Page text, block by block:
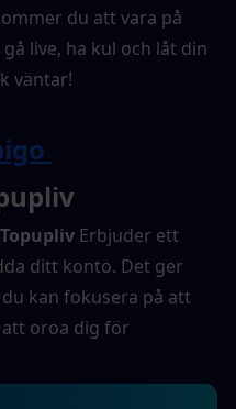
du att vara på
live, ha kul och låt din
väntar!
Topupliv Erbjuder ett
ditt konto. Det ger
kan fokusera på att
oroa dig för